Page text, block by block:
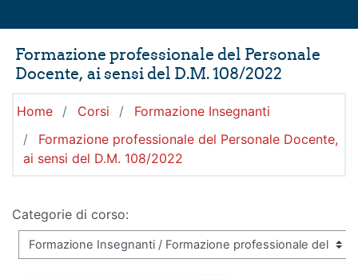
Formazione professionale del Personale
Docente, ai sensi del D.M. 108/2022
Home Corsi
Formazione Insegnanti
Formazione professionale del Personale Docente,
ai sensi del D.M. 108/2022
Categorie di corso: